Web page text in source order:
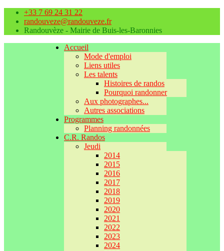
+33 7 69 24 31 22
randouveze@randouveze.fr
Randouvèze - Mairie de Buis-les-Baronnies
Accueil
Mode d'emploi
Liens utiles
Les talents
Histoires de randos
Pourquoi randonner
Aux photographes...
Autres associations
Programmes
Planning randonnées
C.R. Randos
Jeudi
2014
2015
2016
2017
2018
2019
2020
2021
2022
2023
2024